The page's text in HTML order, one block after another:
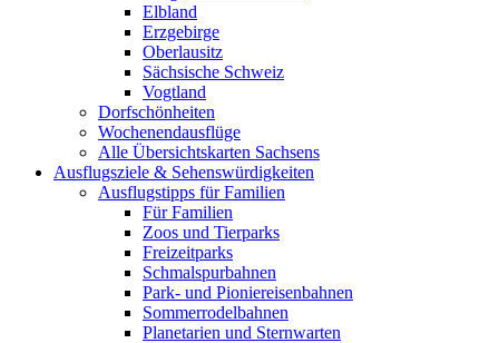
Elbland
Erzgebirge
Oberlausitz
Sächsische Schweiz
Vogtland
Dorfschönheiten
Wochenendausflüge
Alle Übersichtskarten Sachsens
Ausflugsziele & Sehenswürdigkeiten
Ausflugstipps für Familien
Für Familien
Zoos und Tierparks
Freizeitparks
Schmalspurbahnen
Park- und Pioniereisenbahnen
Sommerrodelbahnen
Planetarien und Sternwarten